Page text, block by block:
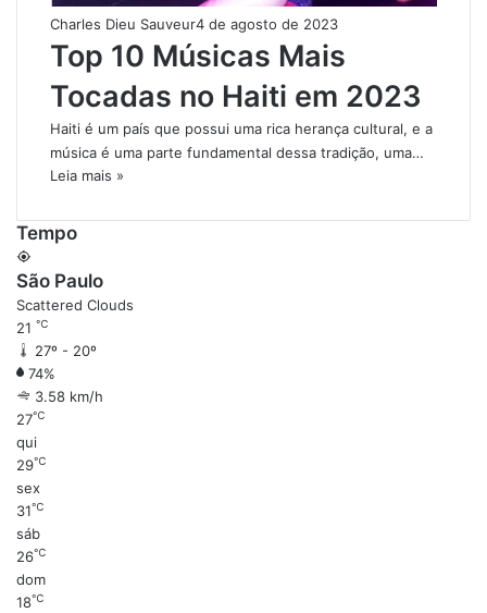
Charles Dieu Sauveur4 de agosto de 2023
Top 10 Músicas Mais
Tocadas no Haiti em 2023
Haiti é um país que possui uma rica herança cultural, e a
música é uma parte fundamental dessa tradição, uma…
Leia mais »
Tempo
São Paulo
Scattered Clouds
21 ℃
27º - 20º
74%
3.58 km/h
27℃
qui
29℃
sex
31℃
sáb
26℃
dom
18℃